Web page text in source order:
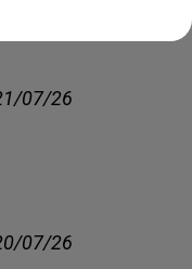
07/26
07/26